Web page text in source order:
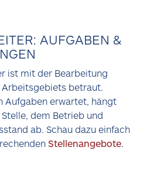
AUFGABEN &
ist mit der Bearbeitung
betraut.
Aufgaben erwartet, hängt
dem Betrieb und
ab. Schau dazu einfach
Stellenangebote.